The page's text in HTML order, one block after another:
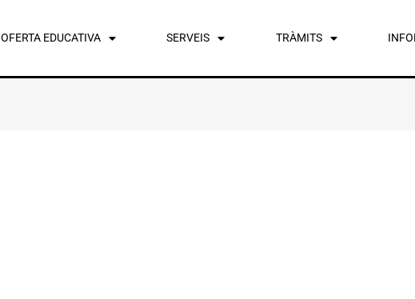
OFERTA EDUCATIVA SERVEIS TRÀMITS